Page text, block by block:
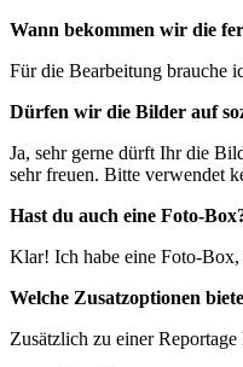
Wann bekommen wir die
Für die Bearbeitung brauche
Dürfen wir die Bilder auf
Ja, sehr gerne dürft Ihr die
sehr freuen. Bitte verwendet
Hast du auch eine Foto-
Klar! Ich habe eine Foto-
Welche Zusatzoptionen
Zusätzlich zu einer